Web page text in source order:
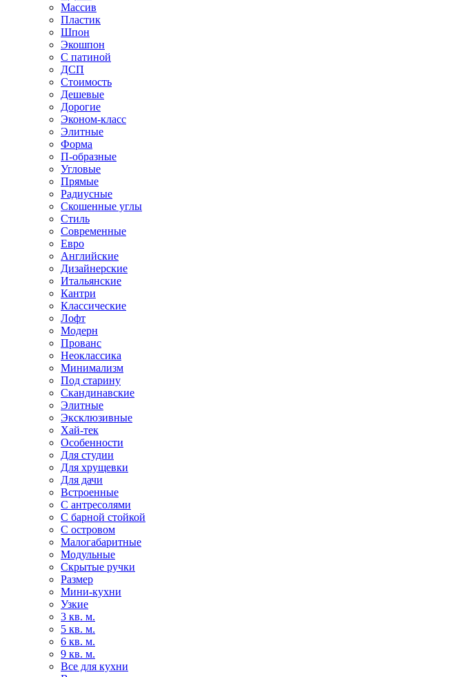
Массив
Пластик
Шпон
Экошпон
С патиной
ДСП
Стоимость
Дешевые
Дорогие
Эконом-класс
Элитные
Форма
П-образные
Угловые
Прямые
Радиусные
Скошенные углы
Стиль
Современные
Евро
Английские
Дизайнерские
Итальянские
Кантри
Классические
Лофт
Модерн
Прованс
Неоклассика
Минимализм
Под старину
Скандинавские
Элитные
Эксклюзивные
Хай-тек
Особенности
Для студии
Для хрущевки
Для дачи
Встроенные
С антресолями
С барной стойкой
С островом
Малогабаритные
Модульные
Скрытые ручки
Размер
Мини-кухни
Узкие
3 кв. м.
5 кв. м.
6 кв. м.
9 кв. м.
Все для кухни